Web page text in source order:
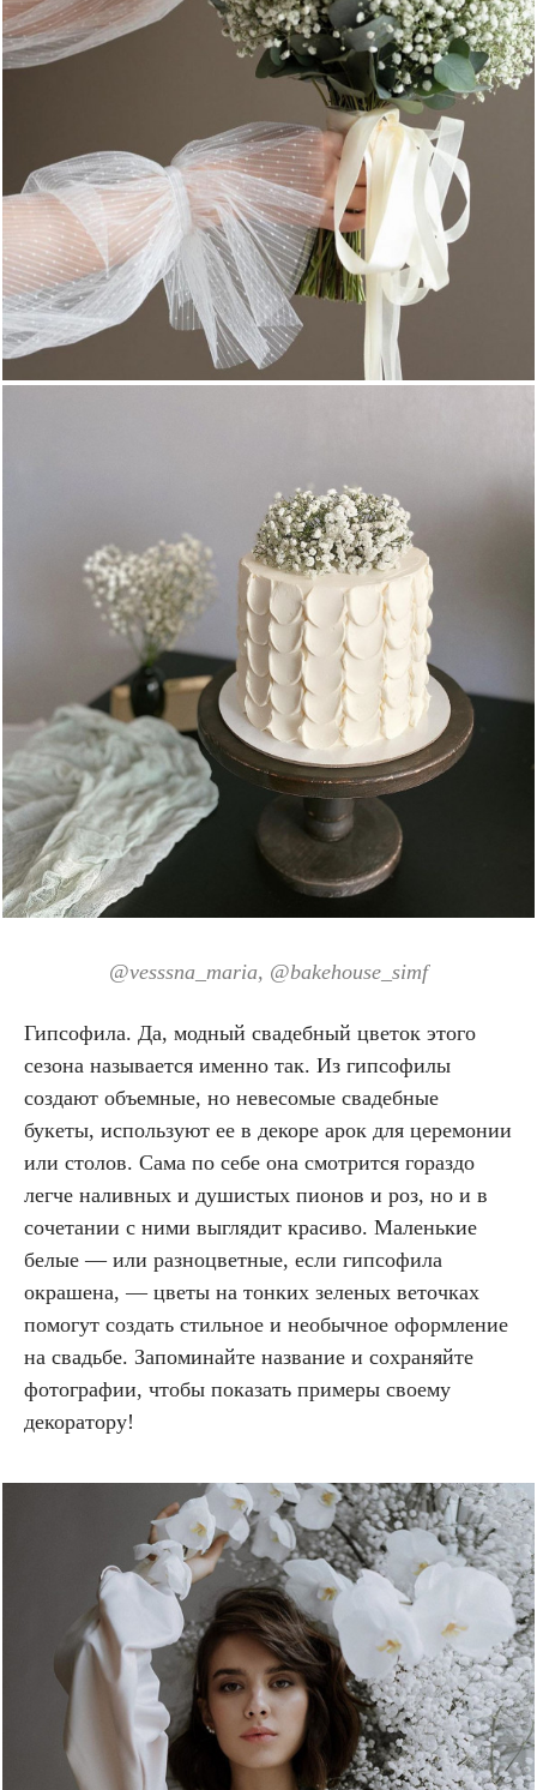
@vesssna_maria, @bakehouse_simf
Гипсофила. Да, модный свадебный цветок этого
сезона называется именно так. Из гипсофилы
создают объемные, но невесомые свадебные
букеты, используют ее в декоре арок для церемонии
или столов. Сама по себе она смотрится гораздо
легче наливных и душистых пионов и роз, но и в
сочетании с ними выглядит красиво. Маленькие
белые — или разноцветные, если гипсофила
окрашена, — цветы на тонких зеленых веточках
помогут создать стильное и необычное оформление
на свадьбе. Запоминайте название и сохраняйте
фотографии, чтобы показать примеры своему
декоратору!